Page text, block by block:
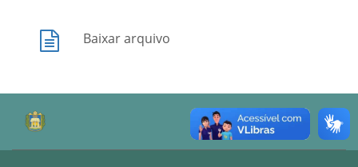
Baixar arquivo